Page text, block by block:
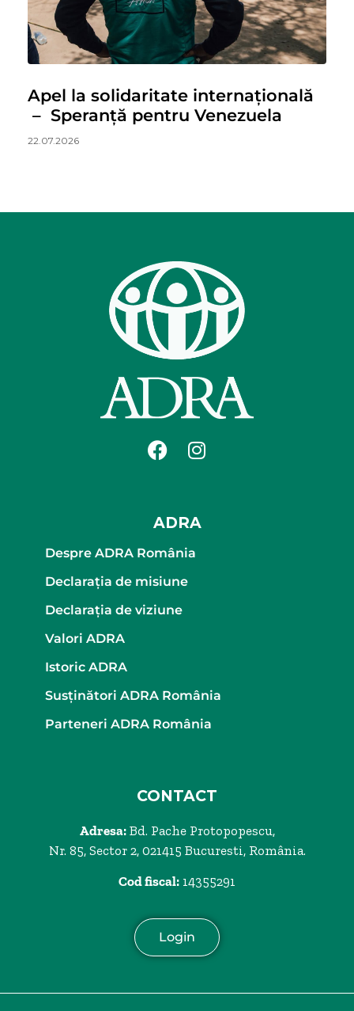
Apel la solidaritate internațională
– Speranță pentru Venezuela
22.07.2026
ADRA
Despre ADRA România
Declaraţia de misiune
Declaraţia de viziune
Valori ADRA
Istoric ADRA
Susținători ADRA România
Parteneri ADRA România
CONTACT
Adresa:Bd. Pache Protopopescu,
Nr. 85, Sector 2, 021415 Bucuresti, România.
Cod fiscal: 14355291
Login